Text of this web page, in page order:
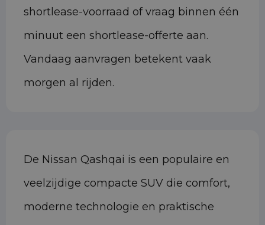
shortlease-voorraad of vraag binnen één
minuut een shortlease-offerte aan.
Vandaag aanvragen betekent vaak
morgen al rijden.
De Nissan Qashqai is een populaire en
veelzijdige compacte SUV die comfort,
moderne technologie en praktische